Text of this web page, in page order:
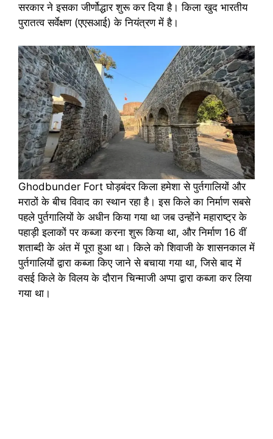
सरकार ने इसका जीर्णोद्धार शुरू कर दिया है। किला खुद भारतीय
पुरातत्व सर्वेक्षण (एएसआई) के नियंत्रण में है।
Ghodbunder Fort घोड़बंदर किला हमेशा से पुर्तगालियों और
मराठों के बीच विवाद का स्थान रहा है। इस किले का निर्माण सबसे
पहले पुर्तगालियों के अधीन किया गया था जब उन्होंने महाराष्ट्र के
पहाड़ी इलाकों पर कब्जा करना शुरू किया था, और निर्माण 16 वीं
शताब्दी के अंत में पूरा हुआ था। किले को शिवाजी के शासनकाल में
पुर्तगालियों द्वारा कब्जा किए जाने से बचाया गया था, जिसे बाद में
वसई किले के विलय के दौरान चिन्माजी अप्पा द्वारा कब्जा कर लिया
गया था।